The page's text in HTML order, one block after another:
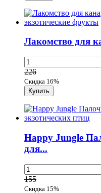
Лакомство для
226
Скидка 16%
Happy Jungle
для...
155
Скидка 15%